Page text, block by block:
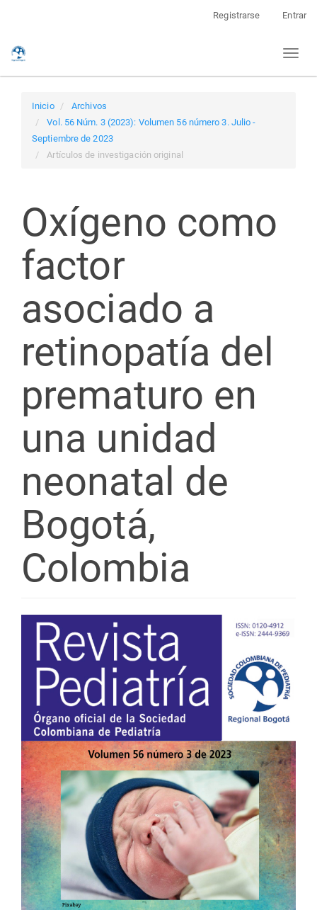
Registrarse Entrar
Toggle
Inicio
Archivos
Vol. 56 Núm. 3 (2023): Volumen 56 número 3. Julio -
Septiembre de 2023
Artículos de investigación original
Oxígeno como
factor
asociado a
retinopatía del
prematuro en
una unidad
neonatal de
Bogotá,
Colombia
Barra
lateral
del
artículo